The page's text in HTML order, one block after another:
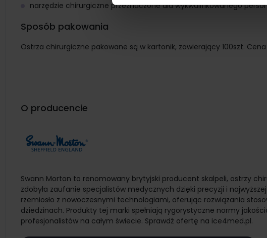
narzędzie chirurgiczne przeznaczone dla wykwalifikowanego
Sposób pakowania
Ostrza chirurgiczne pakowane są w kartonik, zawierający 100szt.
O producencie
Swann Morton to renomowany brytyjski producent skalpeli, ostrzy
zdobyła zaufanie specjalistów medycznych dzięki precyzji i
rzemiosło z nowoczesnymi technologiami, oferując rozwiązania
dziedzinach. Produkty tej marki spełniają rygorystyczne normy
profesjonalistów na całym świecie. Sprawdź ofertę na ice4med.pl.